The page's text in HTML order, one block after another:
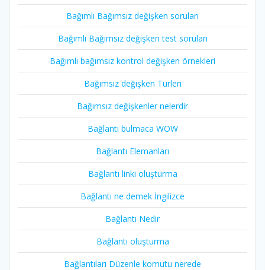
Bağımlı Bağımsız değişken soruları
Bağımlı Bağımsız değişken test soruları
Bağımlı bağımsız kontrol değişken örnekleri
Bağımsız değişken Türleri
Bağımsız değişkenler nelerdir
Bağlantı bulmaca WOW
Bağlantı Elemanları
Bağlantı linki oluşturma
Bağlantı ne demek İngilizce
Bağlantı Nedir
Bağlantı oluşturma
Bağlantıları Düzenle komutu nerede